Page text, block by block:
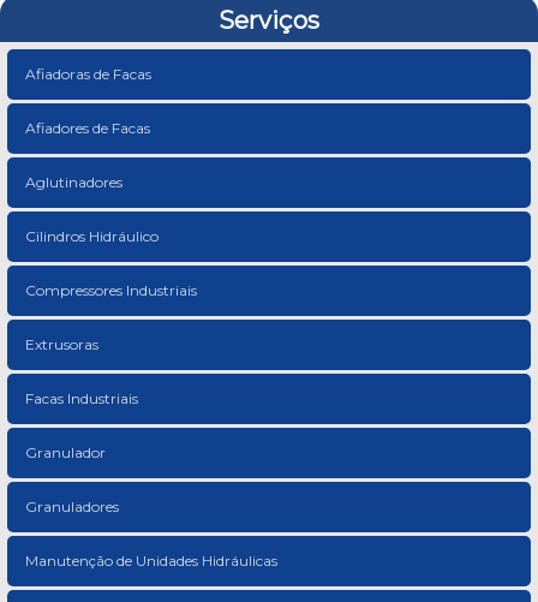
Serviços
Afiadoras de Facas
Afiadores de Facas
Aglutinadores
Cilindros Hidráulico
Compressores Industriais
Extrusoras
Facas Industriais
Granulador
Granuladores
Manutenção de Unidades Hidráulicas